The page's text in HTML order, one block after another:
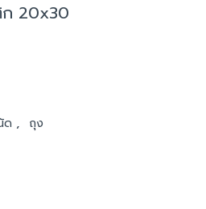
20x30
ด , ถุง